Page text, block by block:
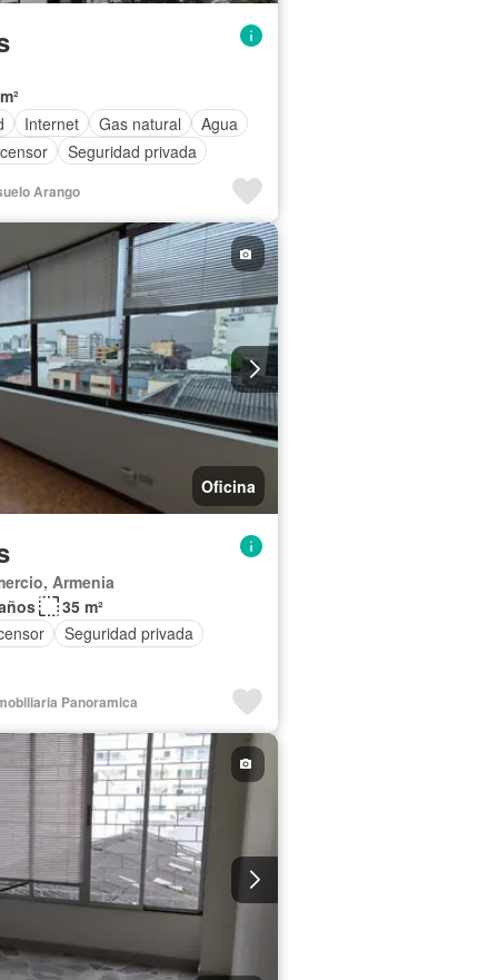
Internet Gas natural
Agua
Seguridad privada
Arango
Oficina
Armenia
35 m²
Seguridad privada
Panoramica